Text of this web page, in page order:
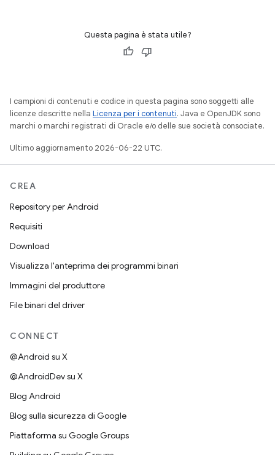
Questa pagina è stata utile?
I campioni di contenuti e codice in questa pagina sono soggetti alle
licenze descritte nella Licenza per i contenuti. Java e OpenJDK sono
marchi o marchi registrati di Oracle e/o delle sue società consociate.
Ultimo aggiornamento 2026-06-22 UTC.
CREA
Repository per Android
Requisiti
Download
Visualizza l'anteprima dei programmi binari
Immagini del produttore
File binari del driver
CONNECT
@Android su X
@AndroidDev su X
Blog Android
Blog sulla sicurezza di Google
Piattaforma su Google Groups